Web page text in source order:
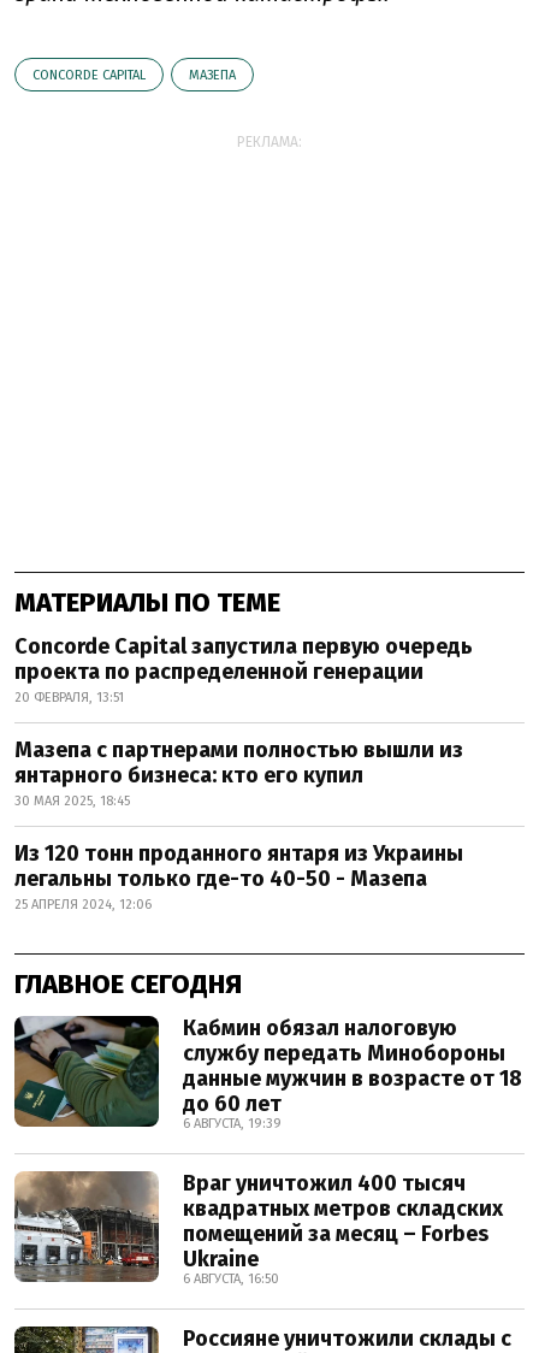
CONCORDE CAPITAL МАЗЕПА
РЕКЛАМА:
МАТЕРИАЛЫ ПО ТЕМЕ
Concorde Capital запустила первую очередь
проекта по распределенной генерации
20 ФЕВРАЛЯ, 13:51
Мазепа с партнерами полностью вышли из
янтарного бизнеса: кто его купил
30 МАЯ 2025, 18:45
Из 120 тонн проданного янтаря из Украины
легальны только где-то 40-50 - Мазепа
25 АПРЕЛЯ 2024, 12:06
ГЛАВНОЕ СЕГОДНЯ
Кабмин обязал налоговую
службу передать Минобороны
данные мужчин в возрасте от 18
до 60 лет
6 АВГУСТА, 19:39
Враг уничтожил 400 тысяч
квадратных метров складских
помещений за месяц – Forbes
Ukraine
6 АВГУСТА, 16:50
Россияне уничтожили склады с